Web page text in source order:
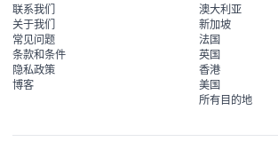
联系我们
关于我们
常见问题
条款和条件
隐私政策
博客
澳大利亚
新加坡
法国
英国
香港
美国
所有目的地